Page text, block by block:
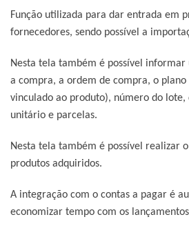
Função utilizada para dar entrada em
fornecedores, sendo possível a
Nesta tela também é possível
a compra, a ordem de compra, o
vinculado ao produto), número do
unitário e parcelas.
Nesta tela também é possível realizar
produtos adquiridos.
A integração com o contas a pagar é
economizar tempo com os